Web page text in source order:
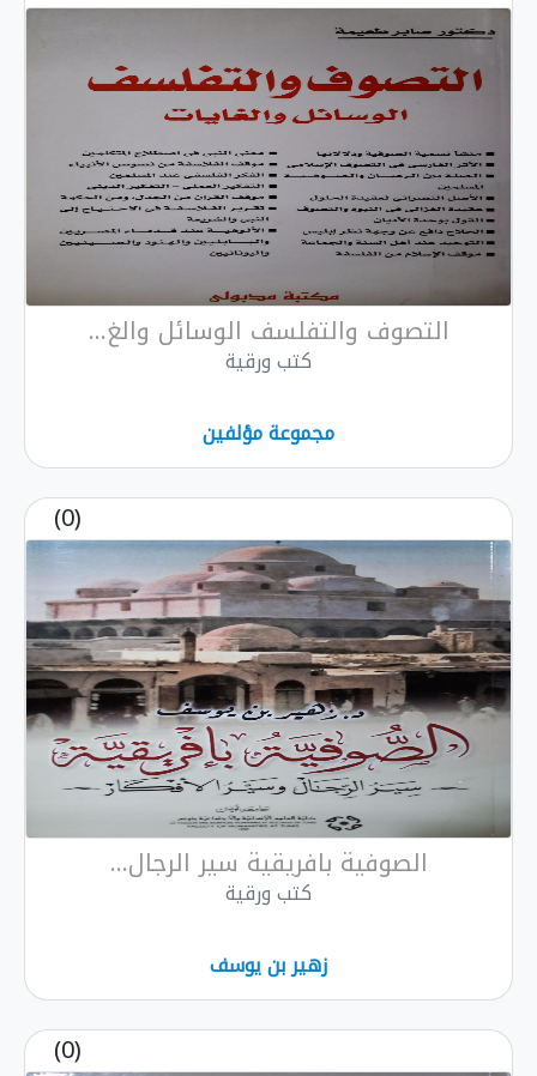
التصوف والتفلسف الوسائل والغ...
كتب ورقية
مجموعة مؤلفين
(0)
الصوفية بافريقية سير الرجال...
كتب ورقية
زهير بن يوسف
(0)